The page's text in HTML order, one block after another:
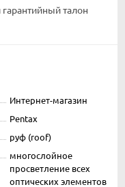
талон
Интернет-магазин
Pentax
руф (roof)
многослойное
просветление всех
оптических элементов